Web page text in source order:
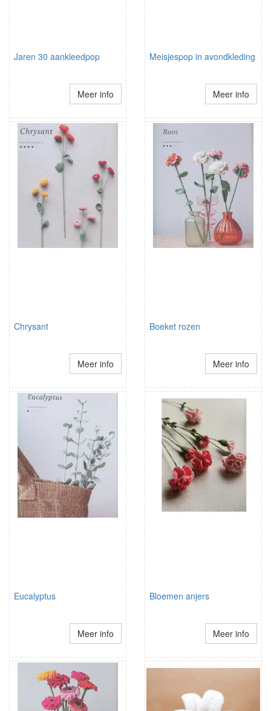
Jaren 30 aankleedpop
Meer info
Meisjespop in avondkleding
Meer info
Chrysant
Meer info
Boeket rozen
Meer info
Eucalyptus
Meer info
Bloemen anjers
Meer info